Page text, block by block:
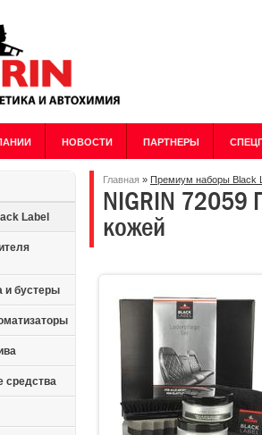
НОВОСТИ ПАРТНЕРЫ
Label
и бустеры
средства
Главная » Премиум наборы Black
NIGRIN 72059
кожей